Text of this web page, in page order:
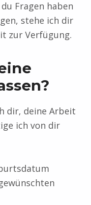
Fragen haben
stehe ich dir
zur Verfügung.
dir, deine Arbeit
ich von dir